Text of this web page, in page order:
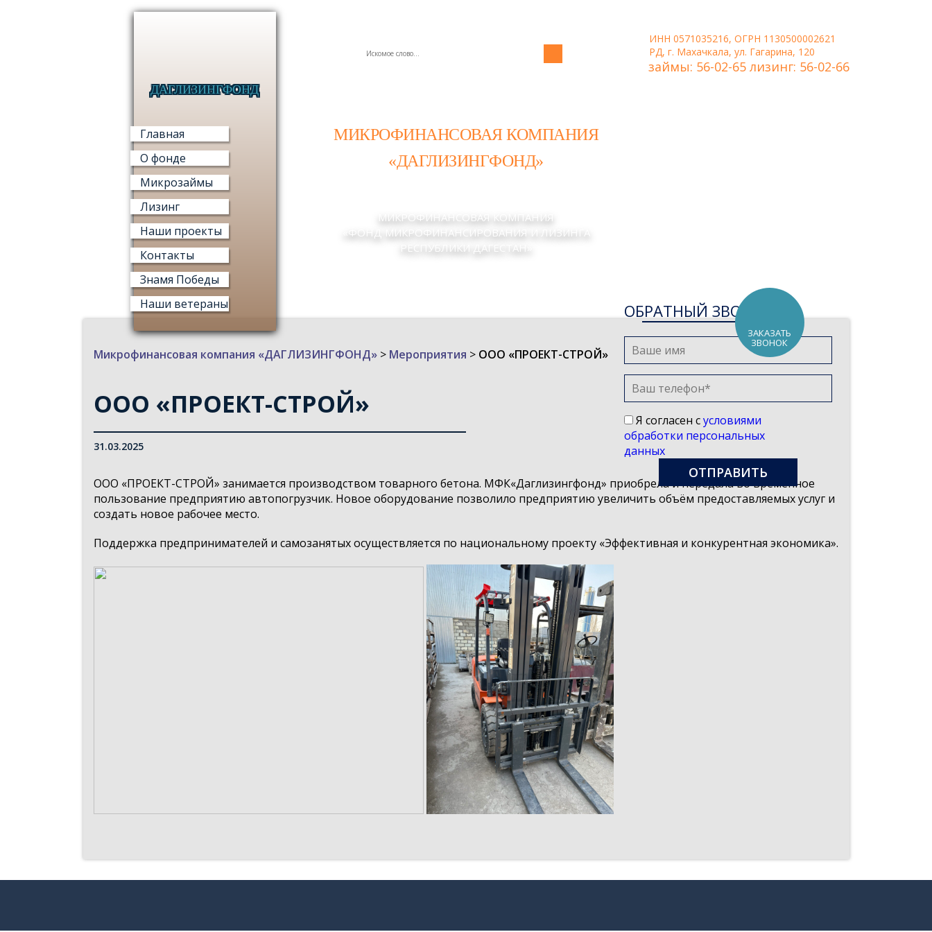
ДАГЛИЗИНГФОНД
Главная
О фонде
Микрозаймы
Лизинг
Наши проекты
Контакты
Знамя Победы
Наши ветераны
ИНН 0571035216, ОГРН 1130500002621
РД, г. Махачкала, ул. Гагарина, 120
займы: 56-02-65 лизинг: 56-02-66
МИКРОФИНАНСОВАЯ КОМПАНИЯ
«ДАГЛИЗИНГФОНД»
МИКРОФИНАНСОВАЯ КОМПАНИЯ
«ФОНД МИКРОФИНАНСИРОВАНИЯ И ЛИЗИНГА
РЕСПУБЛИКИ ДАГЕСТАН»
ЗАКАЗАТЬ
ЗВОНОК
ОБРАТНЫЙ ЗВОНОК
Я согласен сусловиями
обработки персональных
данных
Микрофинансовая компания «ДАГЛИЗИНГФОНД»> Мероприятия > ООО «ПРОЕКТ-СТРОЙ»
ООО «ПРОЕКТ-СТРОЙ»
31.03.2025
ООО «ПРОЕКТ-СТРОЙ» занимается производством товарного бетона. МФК«Даглизингфонд» приобрела и передала во временное
пользование предприятию автопогрузчик. Новое оборудование позволило предприятию увеличить объём предоставляемых услуг и
создать новое рабочее место.
Поддержка предпринимателей и самозанятых осуществляется по национальному проекту «Эффективная и конкурентная экономика».